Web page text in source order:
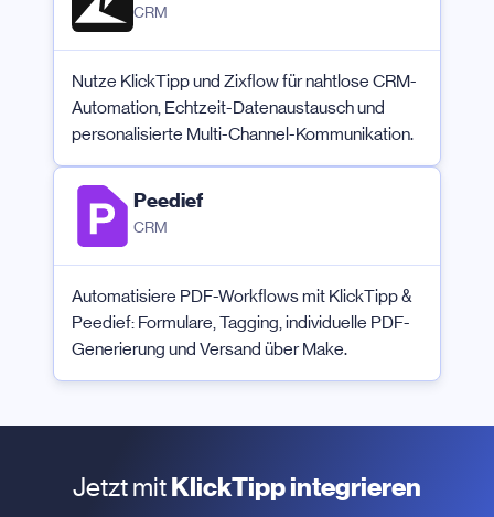
CRM
Nutze KlickTipp und Zixflow für nahtlose CRM-
Automation, Echtzeit-Datenaustausch und
personalisierte Multi-Channel-Kommunikation.
Peedief
CRM
Automatisiere PDF-Workflows mit KlickTipp &
Peedief: Formulare, Tagging, individuelle PDF-
Generierung und Versand über Make.
Jetzt mitKlickTipp integrieren